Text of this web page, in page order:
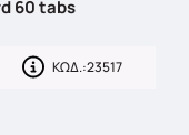
60 tabs
ΚΩΔ.:23517